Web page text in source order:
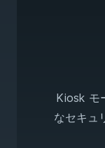
Kiosk モ
なセキュ